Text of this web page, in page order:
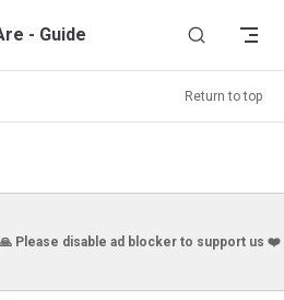
- Guide
Return to top
Please disable ad blocker to support us ❤️